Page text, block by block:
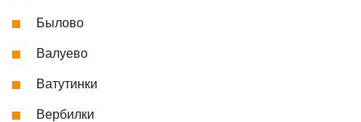
Былово
Валуево
Ватутинки
Вербилки